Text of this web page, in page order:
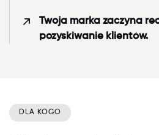
Twoja marka zaczyna
pozyskiwanie klientów.
DLA KOGO